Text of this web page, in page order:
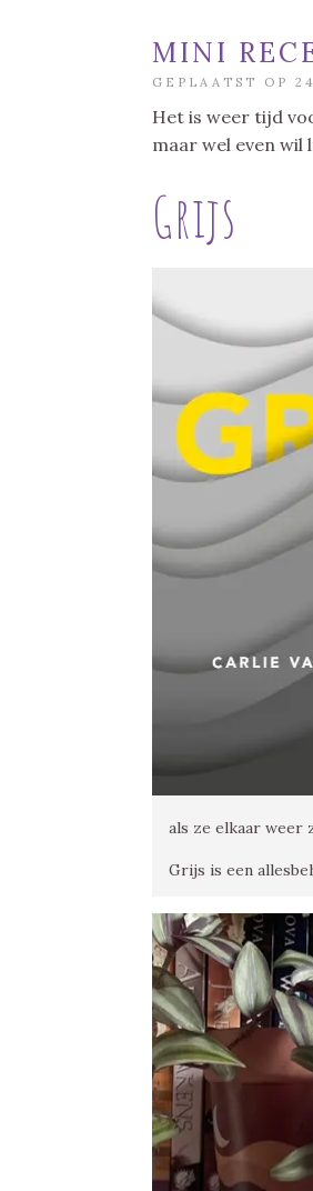
MINI
GEPLAATST OP
Het is weer tijd
maar wel even wil
Grijs
als ze elkaar weer
Grijs is een